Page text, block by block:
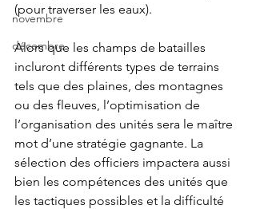
novembre
décembre
(pour traverser les eaux).
Alors que les champs de batailles
incluront différents types de terrains
tels que des plaines, des montagnes
ou des fleuves, l’optimisation de
l’organisation des unités sera le maître
mot d’une stratégie gagnante. La
sélection des officiers impactera aussi
bien les compétences des unités que
les tactiques possibles et la difficulté